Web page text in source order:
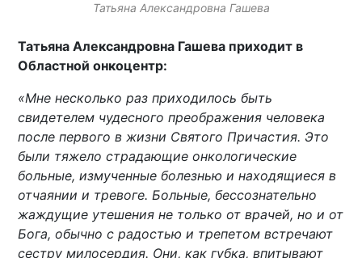
Татьяна Александровна Гашева
Татьяна Александровна Гашева приходит в
Областной онкоцентр:
«Мне несколько раз приходилось быть
свидетелем чудесного преображения человека
после первого в жизни Святого Причастия. Это
были тяжело страдающие онкологические
больные, измученные болезнью и находящиеся в
отчаянии и тревоге. Больные, бессознательно
жаждущие утешения не только от врачей, но и от
Бога, обычно с радостью и трепетом встречают
сестру милосердия. Они, как губка, впитывают